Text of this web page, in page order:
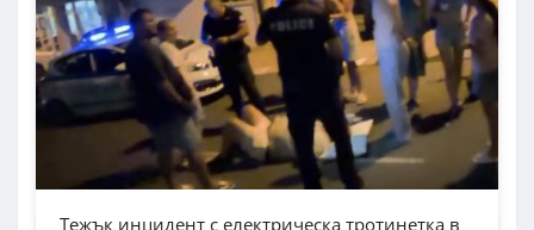
Тежък инцидент с електрическа тротинетка в